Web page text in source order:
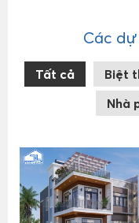
Các
Tất cả Biệt
Nhà